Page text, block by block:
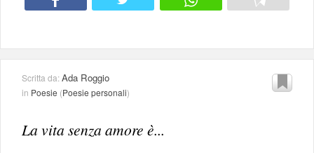
Scritta da:Ada Roggio
in Poesie (Poesie personali)
La vita senza amore è...